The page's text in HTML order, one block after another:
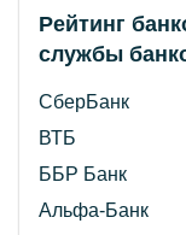
Рейтинг
службы
СберБанк
ВТБ
ББР Банк
Альфа-Банк